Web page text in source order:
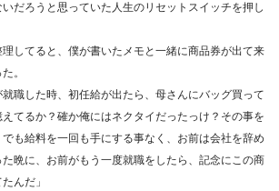
だろうと思っていた人生のリセットスイッチを押し
してると、僕が書いたメモと一緒に商品券が出て来
。
就職した時、初任給が出たら、母さんにバッグ買って
てるか？確か俺にはネクタイだったっけ？その事を
も給料を一回も手にする事なく、お前は会社を辞め
晩に、お前がもう一度就職をしたら、記念にこの商
んだ」